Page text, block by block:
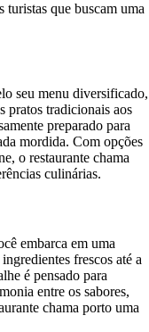
turistas que buscam uma
seu menu diversificado,
pratos tradicionais aos
preparado para
mordida. Com opções
o restaurante chama
culinárias.
embarca em uma
frescos até a
é pensado para
entre os sabores,
chama porto uma